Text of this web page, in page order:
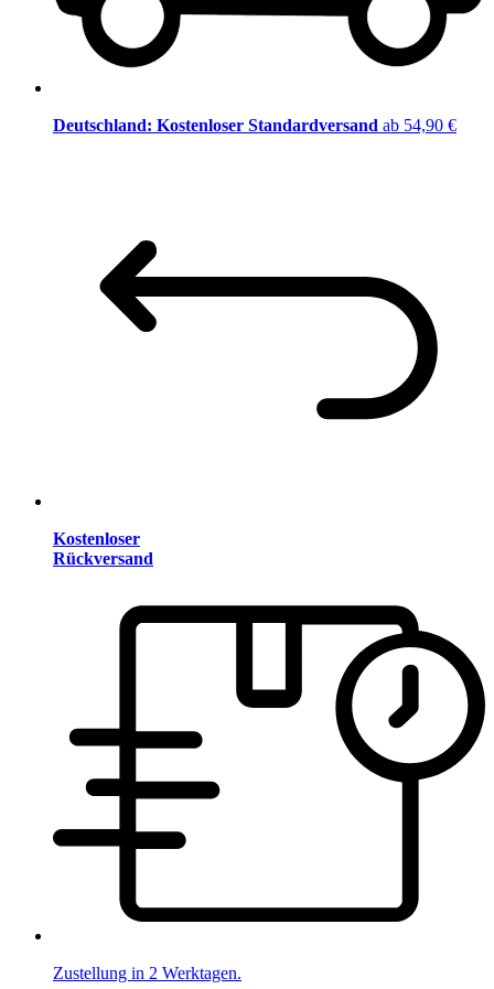
Deutschland: Kostenloser Standardversand ab 54,90 €
Kostenloser
Rückversand
Zustellung in 2 Werktagen.